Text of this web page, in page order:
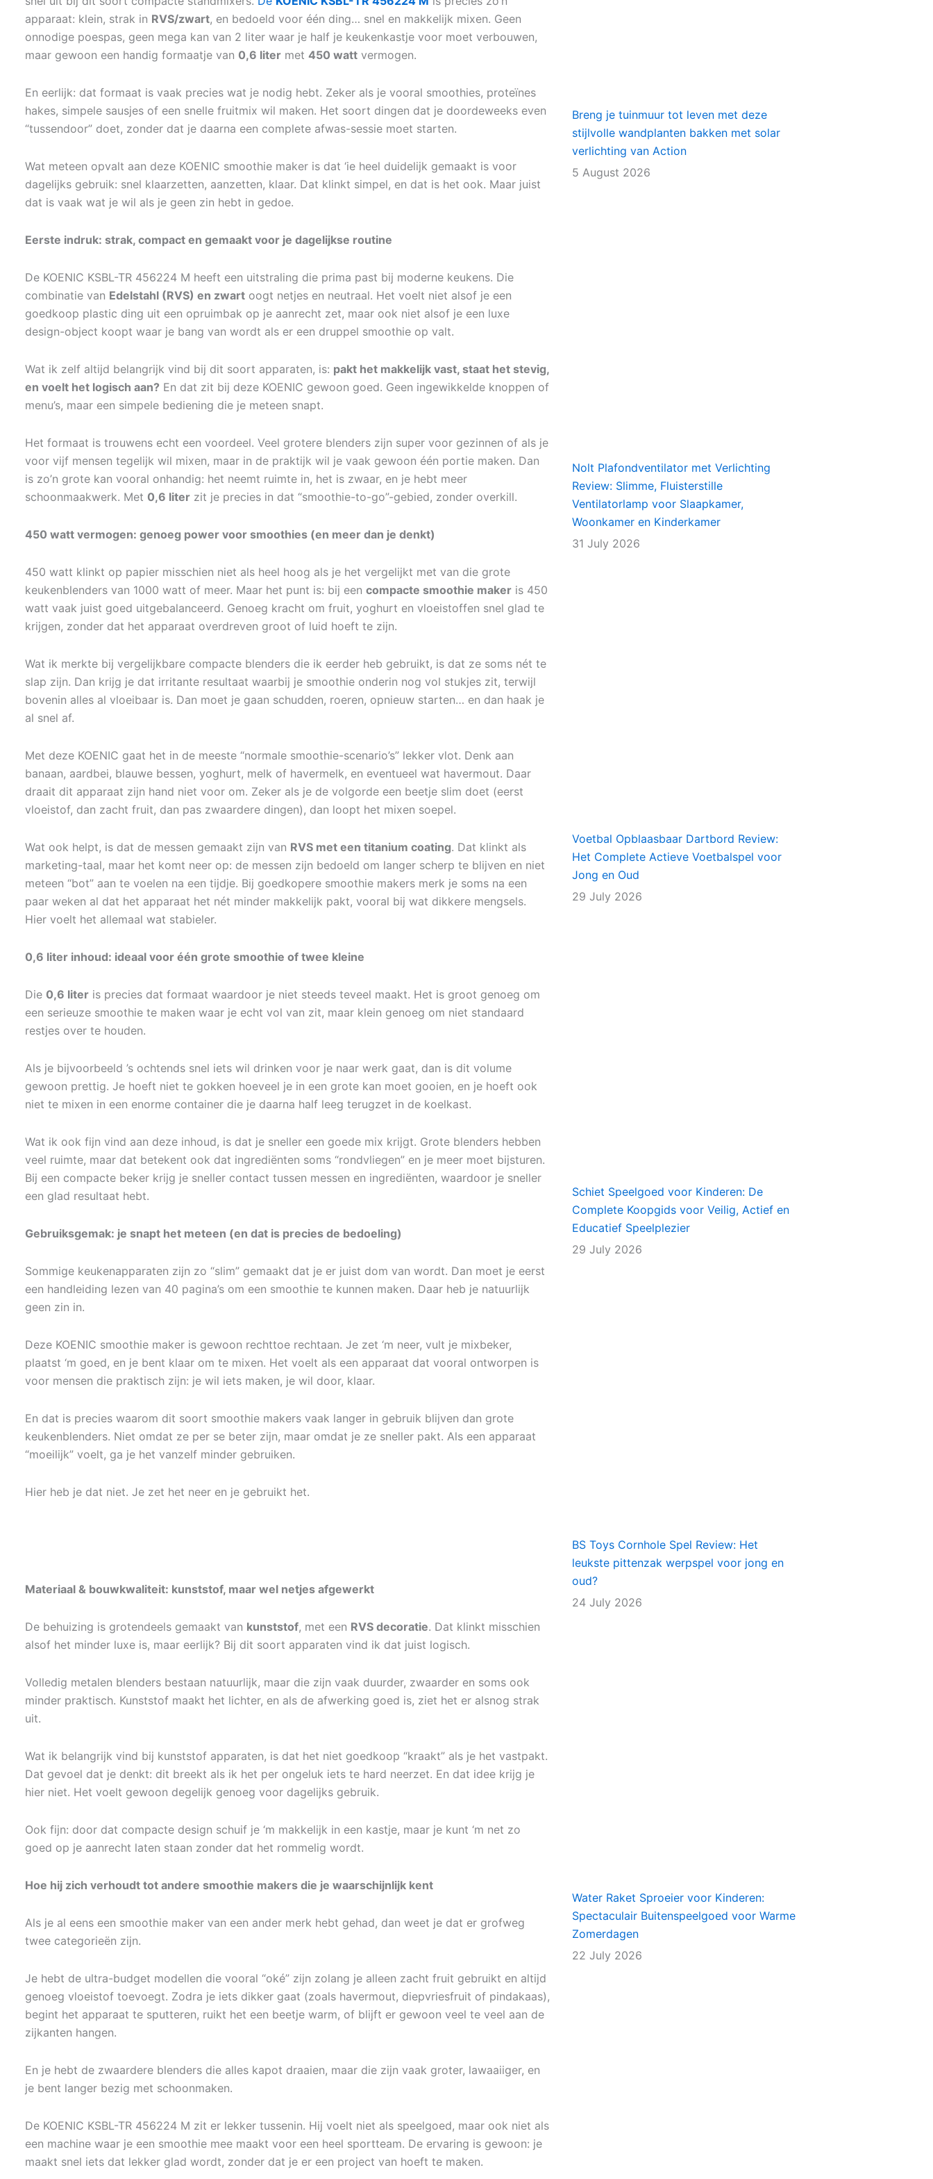
apparaat: klein, strak in RVS/zwart, en bedoeld voor één ding… snel en makkelijk mixen. Geen
onnodige poespas, geen mega kan van 2 liter waar je half je keukenkastje voor moet verbouwen,
maar gewoon een handig formaatje van 0,6 liter met 450 watt vermogen.
En eerlijk: dat formaat is vaak precies wat je nodig hebt. Zeker als je vooral smoothies, proteïnes
hakes, simpele sausjes of een snelle fruitmix wil maken. Het soort dingen dat je doordeweeks even
“tussendoor” doet, zonder dat je daarna een complete afwas-sessie moet starten.
Wat meteen opvalt aan deze KOENIC smoothie maker is dat ‘ie heel duidelijk gemaakt is voor
dagelijks gebruik: snel klaarzetten, aanzetten, klaar. Dat klinkt simpel, en dat is het ook. Maar juist
dat is vaak wat je wil als je geen zin hebt in gedoe.
Eerste indruk: strak, compact en gemaakt voor je dagelijkse routine
De KOENIC KSBL-TR 456224 M heeft een uitstraling die prima past bij moderne keukens. Die
combinatie van Edelstahl (RVS) en zwart oogt netjes en neutraal. Het voelt niet alsof je een
goedkoop plastic ding uit een opruimbak op je aanrecht zet, maar ook niet alsof je een luxe
design-object koopt waar je bang van wordt als er een druppel smoothie op valt.
Wat ik zelf altijd belangrijk vind bij dit soort apparaten, is: pakt het makkelijk vast, staat het stevig,
en voelt het logisch aan? En dat zit bij deze KOENIC gewoon goed. Geen ingewikkelde knoppen of
menu’s, maar een simpele bediening die je meteen snapt.
Het formaat is trouwens echt een voordeel. Veel grotere blenders zijn super voor gezinnen of als je
voor vijf mensen tegelijk wil mixen, maar in de praktijk wil je vaak gewoon één portie maken. Dan
is zo’n grote kan vooral onhandig: het neemt ruimte in, het is zwaar, en je hebt meer
schoonmaakwerk. Met 0,6 liter zit je precies in dat “smoothie-to-go”-gebied, zonder overkill.
450 watt vermogen: genoeg power voor smoothies (en meer dan je denkt)
450 watt klinkt op papier misschien niet als heel hoog als je het vergelijkt met van die grote
keukenblenders van 1000 watt of meer. Maar het punt is: bij een compacte smoothie maker is 450
watt vaak juist goed uitgebalanceerd. Genoeg kracht om fruit, yoghurt en vloeistoffen snel glad te
krijgen, zonder dat het apparaat overdreven groot of luid hoeft te zijn.
Wat ik merkte bij vergelijkbare compacte blenders die ik eerder heb gebruikt, is dat ze soms nét te
slap zijn. Dan krijg je dat irritante resultaat waarbij je smoothie onderin nog vol stukjes zit, terwijl
bovenin alles al vloeibaar is. Dan moet je gaan schudden, roeren, opnieuw starten… en dan haak je
al snel af.
Met deze KOENIC gaat het in de meeste “normale smoothie-scenario’s” lekker vlot. Denk aan
banaan, aardbei, blauwe bessen, yoghurt, melk of havermelk, en eventueel wat havermout. Daar
draait dit apparaat zijn hand niet voor om. Zeker als je de volgorde een beetje slim doet (eerst
vloeistof, dan zacht fruit, dan pas zwaardere dingen), dan loopt het mixen soepel.
Wat ook helpt, is dat de messen gemaakt zijn van RVS met een titanium coating. Dat klinkt als
marketing-taal, maar het komt neer op: de messen zijn bedoeld om langer scherp te blijven en niet
meteen “bot” aan te voelen na een tijdje. Bij goedkopere smoothie makers merk je soms na een
paar weken al dat het apparaat het nét minder makkelijk pakt, vooral bij wat dikkere mengsels.
Hier voelt het allemaal wat stabieler.
0,6 liter inhoud: ideaal voor één grote smoothie of twee kleine
Die 0,6 liter is precies dat formaat waardoor je niet steeds teveel maakt. Het is groot genoeg om
een serieuze smoothie te maken waar je echt vol van zit, maar klein genoeg om niet standaard
restjes over te houden.
Als je bijvoorbeeld ’s ochtends snel iets wil drinken voor je naar werk gaat, dan is dit volume
gewoon prettig. Je hoeft niet te gokken hoeveel je in een grote kan moet gooien, en je hoeft ook
niet te mixen in een enorme container die je daarna half leeg terugzet in de koelkast.
Wat ik ook fijn vind aan deze inhoud, is dat je sneller een goede mix krijgt. Grote blenders hebben
veel ruimte, maar dat betekent ook dat ingrediënten soms “rondvliegen” en je meer moet bijsturen.
Bij een compacte beker krijg je sneller contact tussen messen en ingrediënten, waardoor je sneller
een glad resultaat hebt.
Gebruiksgemak: je snapt het meteen (en dat is precies de bedoeling)
Sommige keukenapparaten zijn zo “slim” gemaakt dat je er juist dom van wordt. Dan moet je eerst
een handleiding lezen van 40 pagina’s om een smoothie te kunnen maken. Daar heb je natuurlijk
geen zin in.
Deze KOENIC smoothie maker is gewoon rechttoe rechtaan. Je zet ‘m neer, vult je mixbeker,
plaatst ‘m goed, en je bent klaar om te mixen. Het voelt als een apparaat dat vooral ontworpen is
voor mensen die praktisch zijn: je wil iets maken, je wil door, klaar.
En dat is precies waarom dit soort smoothie makers vaak langer in gebruik blijven dan grote
keukenblenders. Niet omdat ze per se beter zijn, maar omdat je ze sneller pakt. Als een apparaat
“moeilijk” voelt, ga je het vanzelf minder gebruiken.
Hier heb je dat niet. Je zet het neer en je gebruikt het.
Materiaal & bouwkwaliteit: kunststof, maar wel netjes afgewerkt
De behuizing is grotendeels gemaakt van kunststof, met een RVS decoratie. Dat klinkt misschien
alsof het minder luxe is, maar eerlijk? Bij dit soort apparaten vind ik dat juist logisch.
Volledig metalen blenders bestaan natuurlijk, maar die zijn vaak duurder, zwaarder en soms ook
minder praktisch. Kunststof maakt het lichter, en als de afwerking goed is, ziet het er alsnog strak
uit.
Wat ik belangrijk vind bij kunststof apparaten, is dat het niet goedkoop “kraakt” als je het vastpakt.
Dat gevoel dat je denkt: dit breekt als ik het per ongeluk iets te hard neerzet. En dat idee krijg je
hier niet. Het voelt gewoon degelijk genoeg voor dagelijks gebruik.
Ook fijn: door dat compacte design schuif je ‘m makkelijk in een kastje, maar je kunt ‘m net zo
goed op je aanrecht laten staan zonder dat het rommelig wordt.
Hoe hij zich verhoudt tot andere smoothie makers die je waarschijnlijk kent
Als je al eens een smoothie maker van een ander merk hebt gehad, dan weet je dat er grofweg
twee categorieën zijn.
Je hebt de ultra-budget modellen die vooral “oké” zijn zolang je alleen zacht fruit gebruikt en altijd
genoeg vloeistof toevoegt. Zodra je iets dikker gaat (zoals havermout, diepvriesfruit of pindakaas),
begint het apparaat te sputteren, ruikt het een beetje warm, of blijft er gewoon veel te veel aan de
zijkanten hangen.
En je hebt de zwaardere blenders die alles kapot draaien, maar die zijn vaak groter, lawaaiiger, en
je bent langer bezig met schoonmaken.
De KOENIC KSBL-TR 456224 M zit er lekker tussenin. Hij voelt niet als speelgoed, maar ook niet als
een machine waar je een smoothie mee maakt voor een heel sportteam. De ervaring is gewoon: je
maakt snel iets dat lekker glad wordt, zonder dat je er een project van hoeft te maken.
Breng je tuinmuur tot leven met deze
stijlvolle wandplanten bakken met solar
verlichting van Action
5 August 2026
Nolt Plafondventilator met Verlichting
Review: Slimme, Fluisterstille
Ventilatorlamp voor Slaapkamer,
Woonkamer en Kinderkamer
31 July 2026
Voetbal Opblaasbaar Dartbord Review:
Het Complete Actieve Voetbalspel voor
Jong en Oud
29 July 2026
Schiet Speelgoed voor Kinderen: De
Complete Koopgids voor Veilig, Actief en
Educatief Speelplezier
29 July 2026
BS Toys Cornhole Spel Review: Het
leukste pittenzak werpspel voor jong en
oud?
24 July 2026
Water Raket Sproeier voor Kinderen:
Spectaculair Buitenspeelgoed voor Warme
Zomerdagen
22 July 2026